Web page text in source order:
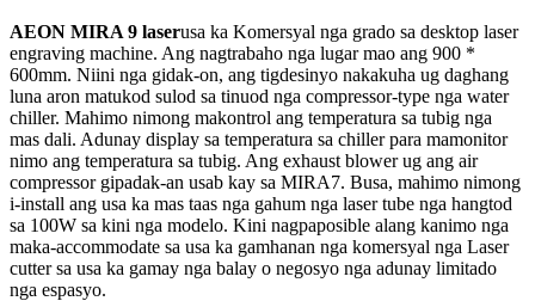
AEON MIRA 9 laserusa ka Komersyal nga grado sa desktop laser
engraving machine. Ang nagtrabaho nga lugar mao ang 900 *
600mm. Niini nga gidak-on, ang tigdesinyo nakakuha ug daghang
luna aron matukod sulod sa tinuod nga compressor-type nga water
chiller. Mahimo nimong makontrol ang temperatura sa tubig nga
mas dali. Adunay display sa temperatura sa chiller para mamonitor
nimo ang temperatura sa tubig. Ang exhaust blower ug ang air
compressor gipadak-an usab kay sa MIRA7. Busa, mahimo nimong
i-install ang usa ka mas taas nga gahum nga laser tube nga hangtod
sa 100W sa kini nga modelo. Kini nagpaposible alang kanimo nga
maka-accommodate sa usa ka gamhanan nga komersyal nga Laser
cutter sa usa ka gamay nga balay o negosyo nga adunay limitado
nga espasyo.